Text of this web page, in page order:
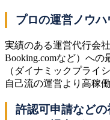
プロの運営ノウ
実績のある運営代行会
Booking.comなど）へ
（ダイナミックプライ
自己流の運営より高稼
許認可申請など